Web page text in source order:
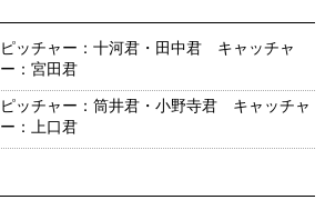
ピッチャー：十河君・田中君 キャッチャ
ー：宮田君
ピッチャー：筒井君・小野寺君 キャッチャ
ー：上口君